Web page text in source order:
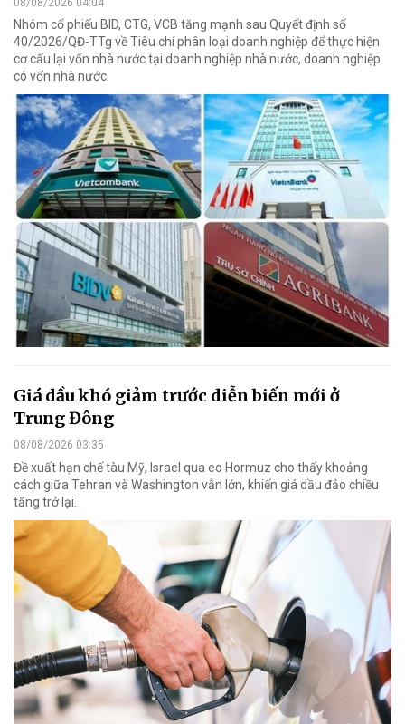
Nhóm cổ phiếu BID, CTG, VCB tăng mạnh sau Quyết định số
40/2026/QĐ-TTg về Tiêu chí phân loại doanh nghiệp để thực hiện
cơ cấu lại vốn nhà nước tại doanh nghiệp nhà nước, doanh nghiệp
có vốn nhà nước.
Giá dầu khó giảm trước diễn biến mới ở
Trung Đông
08/08/2026 03:35
Đề xuất hạn chế tàu Mỹ, Israel qua eo Hormuz cho thấy khoảng
cách giữa Tehran và Washington vẫn lớn, khiến giá dầu đảo chiều
tăng trở lại.